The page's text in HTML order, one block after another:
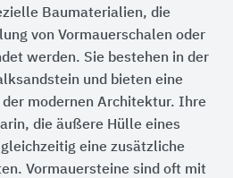
Baumaterialien, die
von Vormauerschalen oder
werden. Sie bestehen in der
und bieten eine
modernen Architektur. Ihre
die äußere Hülle eines
eine zusätzliche
Vormauersteine sind oft mit